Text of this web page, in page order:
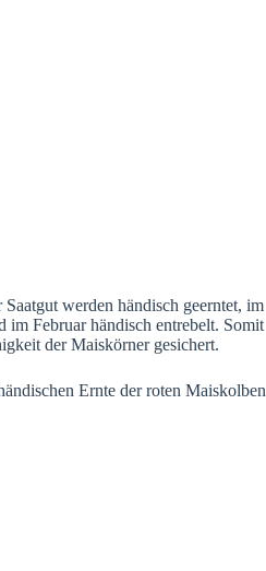
werden händisch geerntet, im
im Februar händisch entrebelt. Somit
der Maiskörner gesichert.
Ernte der roten Maiskolben